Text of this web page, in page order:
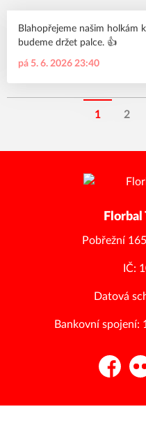
Blahopřejeme našim holkám
budeme držet palce. 👍
pá 5. 6. 2026 23:40
1 2
Florbal
Pobřežní
IČ:
Datová
Bankovní
Facebook